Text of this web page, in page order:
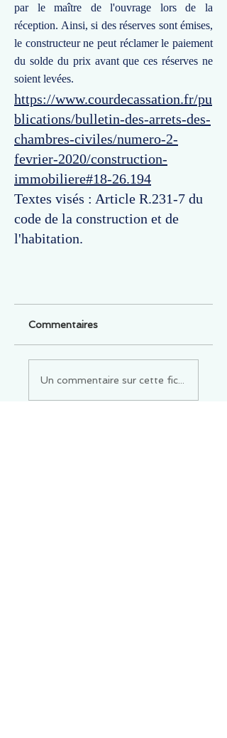
par le maître de l'ouvrage lors de la
réception. Ainsi, si des réserves sont émises,
le constructeur ne peut réclamer le paiement
du solde du prix avant que ces réserves ne
soient levées.
https://www.courdecassation.fr/pu
blications/bulletin-des-arrets-des-
chambres-civiles/numero-2-
fevrier-2020/construction-
immobiliere#18-26.194
Textes visés : Article R.231-7 du
code de la construction et de
l'habitation.
Commentaires
Un commentaire sur cette fiche ou cet